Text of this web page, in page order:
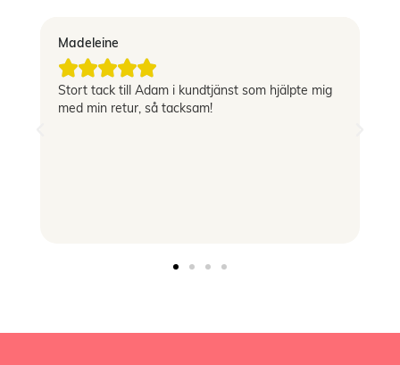
Madeleine

Stort tack till Adam i kundtjänst som hjälpte mig
med min retur, så tacksam!